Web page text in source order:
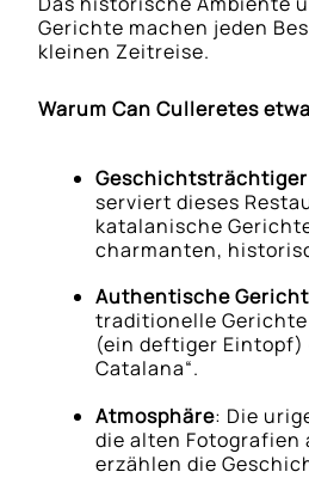
Gerichte machen jeden
kleinen Zeitreise.
Warum Can Culleretes
serviert dieses
katalanische
charmanten,
Authentische
traditionelle Gerichte
(ein deftiger Eintopf)
Catalana“.
Atmosphäre: Die
die alten Fotografien
erzählen die